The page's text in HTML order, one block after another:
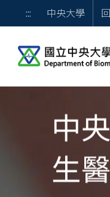
歡迎光臨
::: 中央大學